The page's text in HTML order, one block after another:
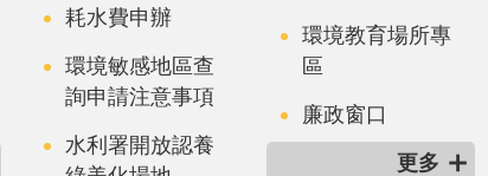
耗水費申辦
環境敏感地區查
詢申請注意事項
水利署開放認養
環境教育場所專
區
廉政窗口
更多